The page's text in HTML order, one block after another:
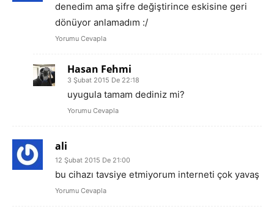
denedim ama şifre değiştirince eskisine geri
dönüyor anlamadım :/
Yorumu Cevapla
Hasan Fehmi
3 Şubat 2015 De 22:18
uyugula tamam dediniz mi?
Yorumu Cevapla
ali
12 Şubat 2015 De 21:00
bu cihazı tavsiye etmiyorum interneti çok yavaş
Yorumu Cevapla